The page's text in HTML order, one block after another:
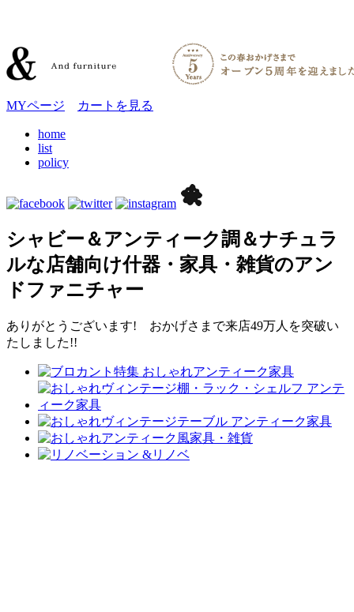
MYページ カートを見る
home
list
policy
シャビー＆アンティーク調＆ナチュラ
ルな店舗向け什器・家具・雑貨のアン
ドファニチャー
ありがとうございます! おかげさまで来店49万人を突破い
たしました!!